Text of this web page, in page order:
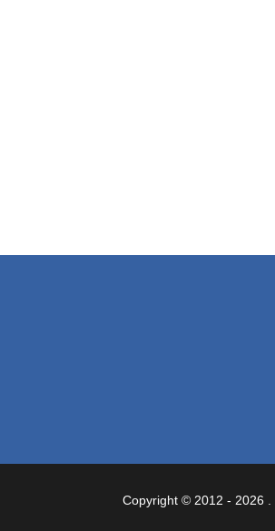
Copyright © 2012 - 2026 .